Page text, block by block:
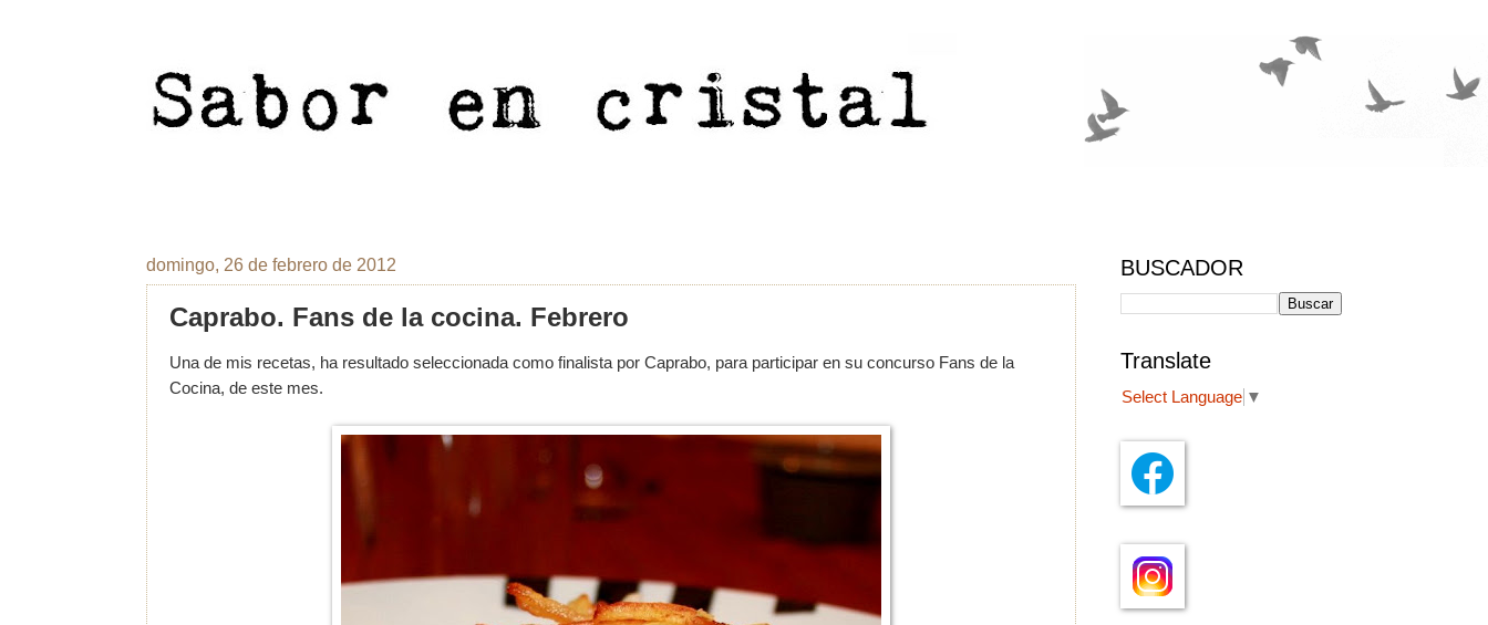
domingo, 26 de febrero de 2012
Caprabo. Fans de la cocina. Febrero
Una de mis recetas, ha resultado seleccionada como finalista por Caprabo, para participar en su concurso Fans de la
Cocina, de este mes.
BUSCADOR
Translate
Select Language ▼